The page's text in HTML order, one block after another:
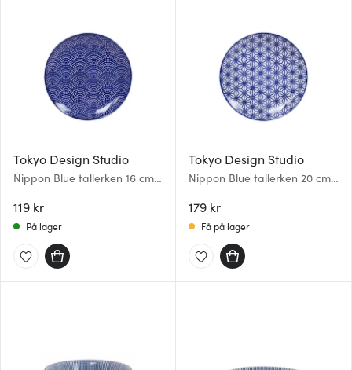
Tokyo Design Studio
Nippon Blue tallerken 16 cm
119 kr
På lager
Tokyo Design Studio
Nippon Blue tallerken 20 cm
179 kr
Få på lager